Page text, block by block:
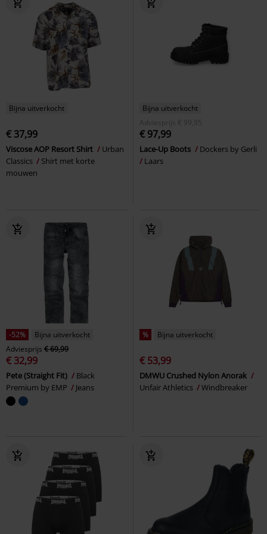
Bijna uitverkocht
€ 37,99
Viscose AOP Resort Shirt
Urban
Classics
Shirt met korte
mouwen
Bijna uitverkocht
Adviesprijs
€ 99,95
€ 97,99
Lace-Up Boots
Dockers by Gerli
Laars
-52%
Bijna uitverkocht
Adviesprijs € 69,99
€ 32,99
Pete (Straight Fit)
Black
Premium by EMP
Jeans
% Bijna uitverkocht
€ 53,99
DMWU Crushed Nylon Anorak
Unfair Athletics
Windbreaker